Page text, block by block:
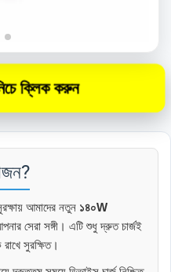
ক্লিক করুন
সুরক্ষায় আমাদের নতুন ১৪০W
সেরা সঙ্গী। এটি শুধু দ্রুত চার্জই
সুরক্ষিত।